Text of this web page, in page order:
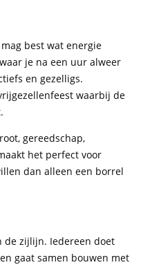
best wat energie
je na een uur alweer
en gezelligs.
waarbij de
gereedschap,
het perfect voor
dan alleen een borrel
de zijlijn. Iedereen doet
gaat samen bouwen met